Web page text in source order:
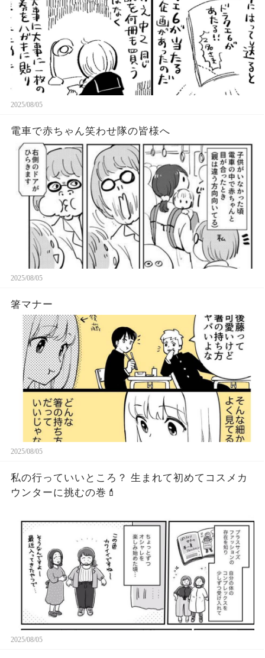
2025/08/05
電車で赤ちゃん笑わせ隊の皆様へ
2025/08/05
箸マナー
2025/08/05
私の行っていいところ？ 生まれて初めてコスメカ
ウンターに挑むの巻💄
2025/08/05